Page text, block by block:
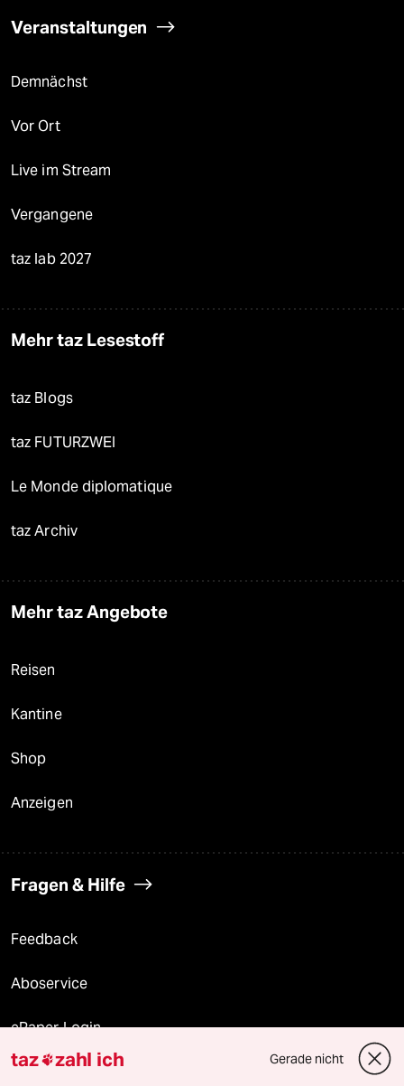
Veranstaltungen
Demnächst
Vor Ort
Live im Stream
Vergangene
taz lab 2027
Mehr taz Lesestoff
taz Blogs
taz FUTURZWEI
Le Monde diplomatique
taz Archiv
Mehr taz Angebote
Reisen
Kantine
Shop
Anzeigen
Fragen & Hilfe
Feedback
Aboservice
ePaper Login
Downloads für Abonnierende
taz zahl ich Gerade nicht